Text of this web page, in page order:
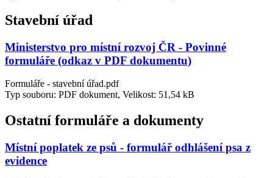
Stavební úřad
Ministerstvo pro místní rozvoj ČR - Povinné
formuláře (odkaz v PDF dokumentu)
Formuláře - stavební úřad.pdf
Typ souboru: PDF dokument, Velikost: 51,54 kB
Ostatní formuláře a dokumenty
Místní poplatek ze psů - formulář odhlášení psa z
evidence